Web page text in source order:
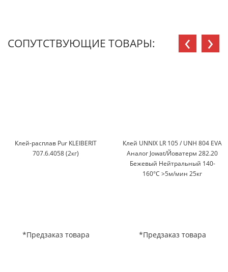
СОПУТСТВУЮЩИЕ ТОВАРЫ:
Клей-расплав Pur KLEIBERIT
707.6.4058 (2кг)
*Предзаказ товара
Клей UNNIX LR 105 / UNH 804 EVA
Аналог Jowat/Йоватерм 282.20
Бежевый Нейтральный 140-
160°С >5м/мин 25кг
*Предзаказ товара
‹ ›